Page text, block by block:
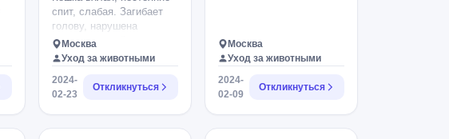
спит, слабая. Загибает
голову, нарушена
координация. Возили в
клинику, врач ничего не
нашел, говорит все в
норме , написал что
наблюдается
вентрофлексия.
Москва
Уход за животными
2024-
02-23
Откликнуться
Москва
Уход за животными
2024-
02-09
Откликнуться